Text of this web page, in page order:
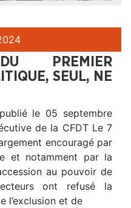
PREMIER
SEUL, NE
le 05 septembre
de la CFDT Le 7
encouragé par
et notamment par la
au pouvoir de
ont refusé la
l’exclusion et de